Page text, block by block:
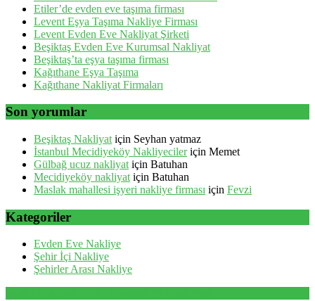
Etiler’de evden eve taşıma firması
Levent Eşya Taşıma Nakliye Firması
Levent Evden Eve Nakliyat Şirketi
Beşiktaş Evden Eve Kurumsal Nakliyat
Beşiktaş’ta eşya taşıma firması
Kağıthane Eşya Taşıma
Kağıthane Nakliyat Firmaları
Son yorumlar
Beşiktaş Nakliyat için Seyhan yatmaz
İstanbul Mecidiyeköy Nakliyecileriçin Memet
Gülbağ ucuz nakliyat için Batuhan
Mecidiyeköy nakliyat için Batuhan
Maslak mahallesi işyeri nakliye firması için Fevzi
Kategoriler
Evden Eve Nakliye
Şehir İçi Nakliye
Şehirler Arası Nakliye